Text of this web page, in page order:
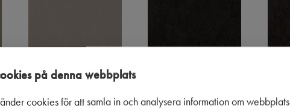
Miinus FosbArt
grey
stommar, Svart
på denna webbplats
cookies för att samla in och analysera information om